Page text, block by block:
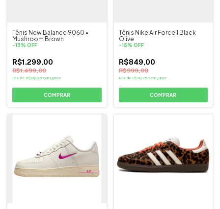
Tênis New Balance 9060 •
Mushroom Brown
-13% OFF
R$1.299,00
R$1.499,00
12 x de R$108,25 sem juros
COMPRAR
Tênis Nike Air Force 1 Black
Olive
-15% OFF
R$849,00
R$999,00
12 x de R$70,75 sem juros
COMPRAR